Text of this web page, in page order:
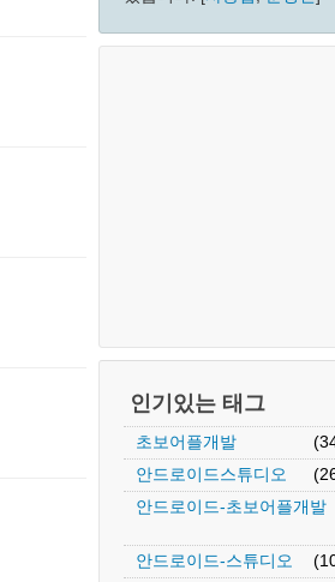
인기있는 태그
초보어플개발
안드로이드스튜디오
안드로이드-초보어플개발
안드로이드-스튜디오